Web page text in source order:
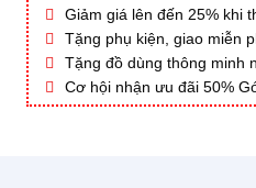
Giảm giá lên đến 25% khi
Tặng phụ kiện, giao miễn
Tặng đồ dùng thông minh
Cơ hội nhận ưu đãi 50%